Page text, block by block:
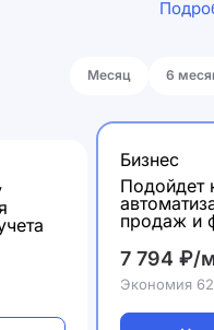
Месяц 6
Бизнес
Подойдет
продаж и
7 794 ₽/
Экономия